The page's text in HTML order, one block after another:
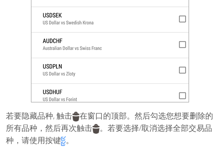
若要隐藏品种, 触击
在窗口的顶部。然后勾选您想要删除的
所有品种，然后再次触击
。若要选择/取消选择全部交易品
种，请使用按键 。